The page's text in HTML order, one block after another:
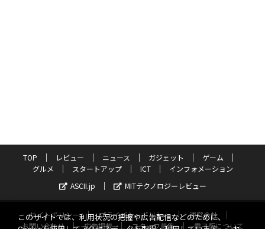
TOP レビュー ニュース ガジェット
ゲーム
グルメ
スタートアップ ICT
インフォメーション
ASCII.jp
MITテクノロジーレビュー
サイトポリシー プライバシーポリシー
運営会社
お問い合わせ
広告掲載 スタッフ募集 電子版について
このサイトでは、利用状況の把握や広告配信などのために、